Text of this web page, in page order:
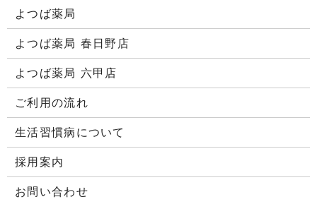
よつば薬局
よつば薬局 春日野店
よつば薬局 六甲店
ご利用の流れ
生活習慣病について
採用案内
お問い合わせ